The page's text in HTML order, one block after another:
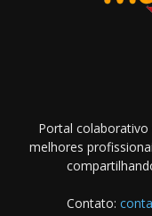
Portal colaborativo
melhores
Contato: